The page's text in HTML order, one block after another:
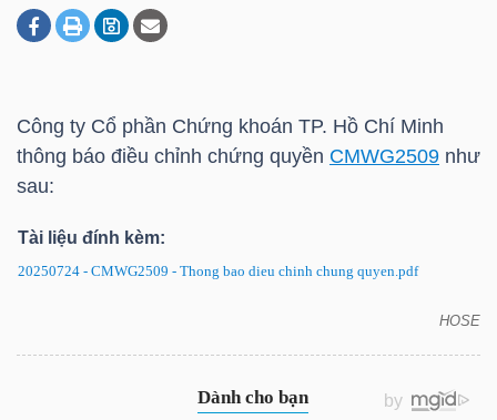
Công ty Cổ phần Chứng khoán TP. Hồ Chí Minh
thông báo điều chỉnh chứng quyền CMWG2509 như
sau:
Tài liệu đính kèm:
20250724 - CMWG2509 - Thong bao dieu chinh chung quyen.pdf
HOSE
ĐỘNG
SẢN